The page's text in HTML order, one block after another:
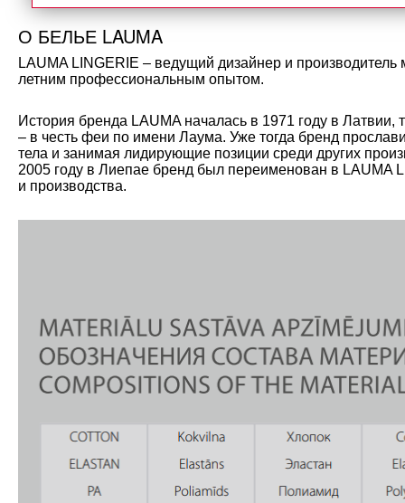
О БЕЛЬЕ LAUMA
LAUMA LINGERIE – ведущий дизайнер и
летним профессиональным опытом.
История бренда LAUMA началась в 1971 году в
– в честь феи по имени Лаума. Уже тогда бренд
тела и занимая лидирующие позиции среди других
2005 году в Лиепае бренд был переименован в LAUMA
и производства.